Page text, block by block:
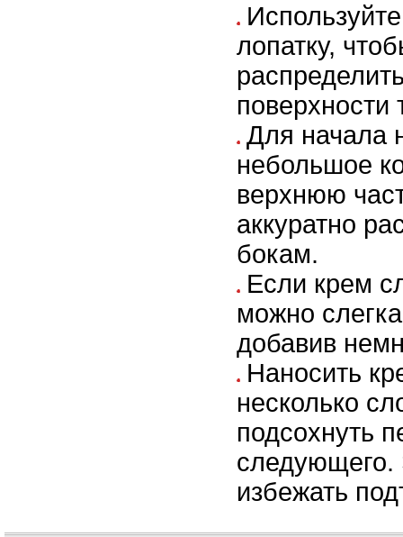
лопатку,
поверхности
Для начала
небольшое
верхнюю
аккуратно
бокам.
Если крем
можно
добавив
Наносить
несколько
подсохнуть
следующего.
избежать